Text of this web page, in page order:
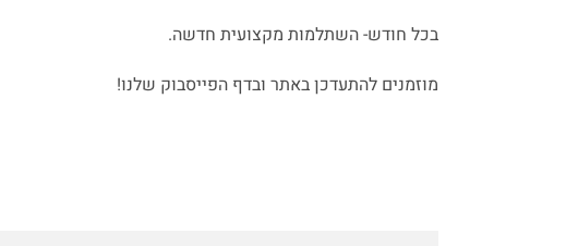
בכל חודש- השתלמות מקצועית חדשה.
מוזמנים להתעדכן באתר ובדף הפייסבוק שלנו!